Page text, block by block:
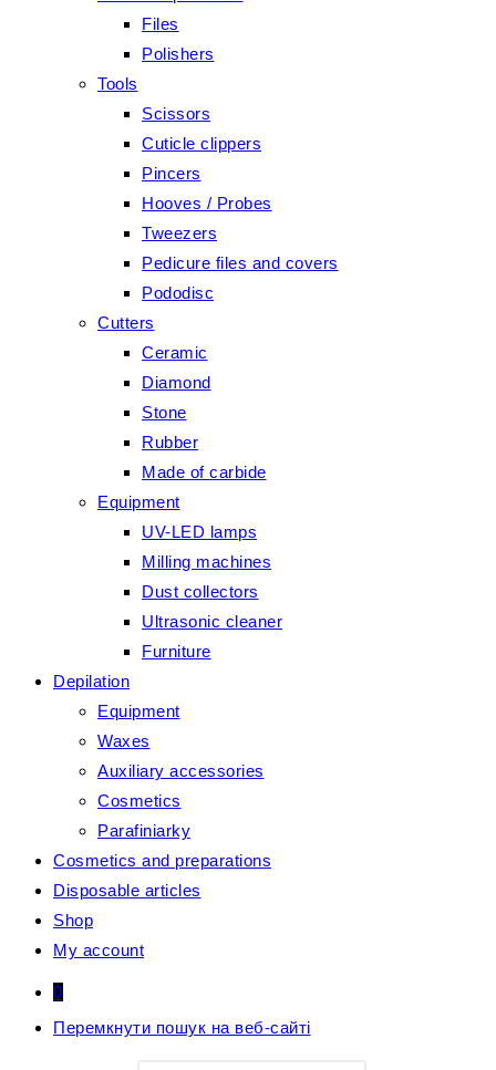
Files
Polishers
Tools
Scissors
Cuticle clippers
Pincers
Hooves / Probes
Tweezers
Pedicure files and covers
Pododisc
Cutters
Ceramic
Diamond
Stone
Rubber
Made of carbide
Equipment
UV-LED lamps
Milling machines
Dust collectors
Ultrasonic cleaner
Furniture
Depilation
Equipment
Waxes
Auxiliary accessories
Cosmetics
Parafiniarky
Cosmetics and preparations
Disposable articles
Shop
My account
0
Перемкнути пошук на веб-сайті